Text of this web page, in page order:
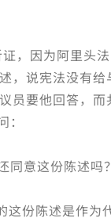
，因为阿里头
，说宪法没有
员要他回答，而
意这份陈述吗？
份陈述是作为